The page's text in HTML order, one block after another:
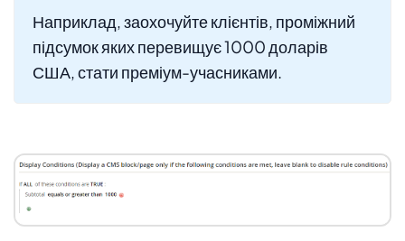
Наприклад, заохочуйте клієнтів, проміжний
підсумок яких перевищує 1000 доларів
США, стати преміум-учасниками.